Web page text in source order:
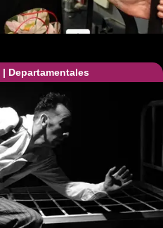
| Departamentales